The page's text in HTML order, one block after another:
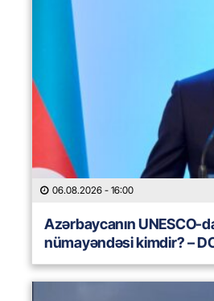
06.08.2026 - 16:00
Azərbaycanın UNESCO-
nümayəndəsi kimdir? –